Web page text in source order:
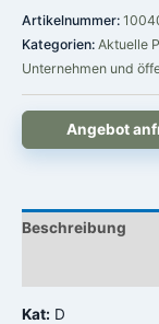
Artikelnummer:
Kategorien: Aktuelle
Unternehmen und
Angebot
Beschreibung
Kat: D